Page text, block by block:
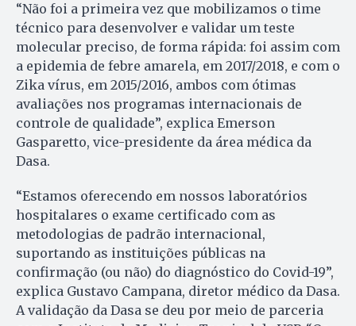
“Não foi a primeira vez que mobilizamos o time
técnico para desenvolver e validar um teste
molecular preciso, de forma rápida: foi assim com
a epidemia de febre amarela, em 2017/2018, e com o
Zika vírus, em 2015/2016, ambos com ótimas
avaliações nos programas internacionais de
controle de qualidade”, explica Emerson
Gasparetto, vice-presidente da área médica da
Dasa.
“Estamos oferecendo em nossos laboratórios
hospitalares o exame certificado com as
metodologias de padrão internacional,
suportando as instituições públicas na
confirmação (ou não) do diagnóstico do Covid-19”,
explica Gustavo Campana, diretor médico da Dasa.
A validação da Dasa se deu por meio de parceria